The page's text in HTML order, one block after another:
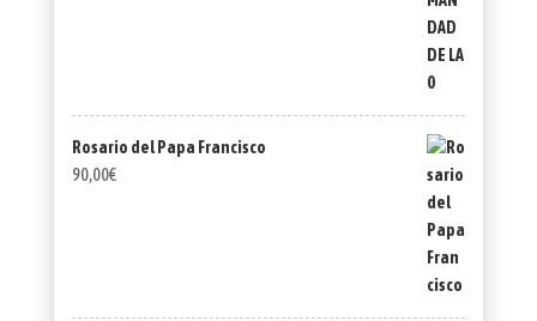
Rosario del Papa Francisco
90,00€